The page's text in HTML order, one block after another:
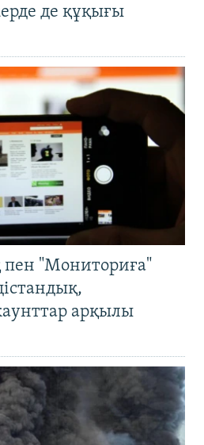
де құқығы
пен "Мониториға"
арқылы